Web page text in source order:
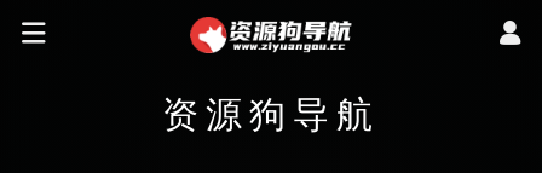
资源狗导航